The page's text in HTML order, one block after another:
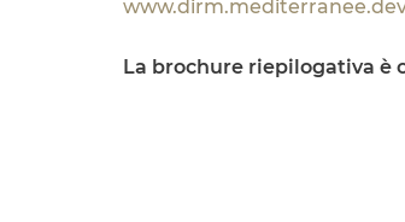
La brochure riepilogativa è